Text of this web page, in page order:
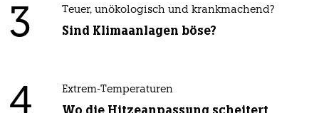
3 Teuer, unökologisch und krankmachend?
Sind Klimaanlagen böse?
Extrem-Temperaturen